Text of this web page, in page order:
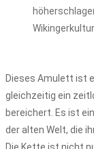
Dieses Amulett ist
gleichzeitig ein
bereichert. Es ist
der alten Welt, die